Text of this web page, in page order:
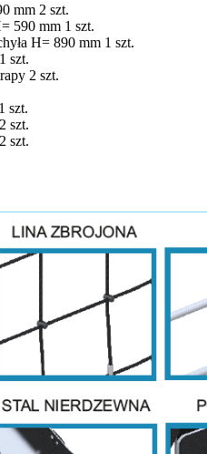
mm 2 szt.
590 mm 1 szt.
H= 890 mm 1 szt.
szt.
2 szt.
szt.
szt.
szt.